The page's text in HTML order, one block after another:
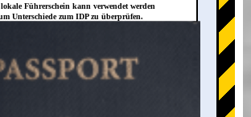
+
Führerschein kann verwendet werden
Unterschiede zum IDP zu überprüfen.